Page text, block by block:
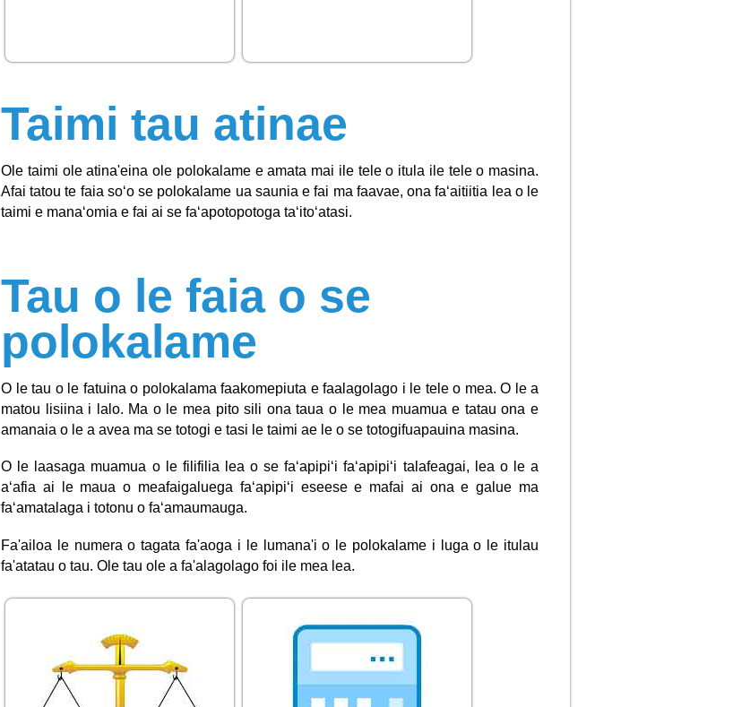
Taimi tau atinae
Ole taimi ole atina'eina ole polokalame e amata mai ile tele o itula ile tele o masina.
Afai tatou te faia soʻo se polokalame ua saunia e fai ma faavae, ona faʻaitiitia lea o le
taimi e manaʻomia e fai ai se faʻapotopotoga taʻitoʻatasi.
Tau o le faia o se
polokalame
O le tau o le fatuina o polokalama faakomepiuta e faalagolago i le tele o mea. O le a
matou lisiina i lalo. Ma o le mea pito sili ona taua o le mea muamua e tatau ona e
amanaia o le a avea ma se totogi e tasi le taimi ae le o se totogifuapauina masina.
O le laasaga muamua o le filifilia lea o se faʻapipiʻi faʻapipiʻi talafeagai, lea o le a
aʻafia ai le maua o meafaigaluega faʻapipiʻi eseese e mafai ai ona e galue ma
faʻamatalaga i totonu o faʻamaumauga.
Fa'ailoa le numera o tagata fa'aoga i le lumana'i o le polokalame i luga o le itulau
fa'atatau o tau. Ole tau ole a fa'alagolago foi ile mea lea.